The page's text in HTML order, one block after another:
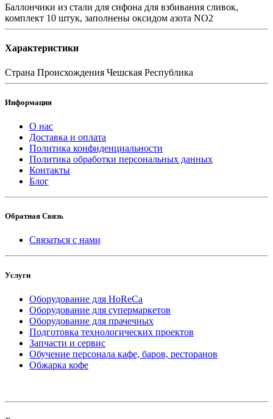
Баллончики из стали для сифона для взбивания сливок,
комплект 10 штук, заполнены оксидом азота NO2
Характеристики
Страна Происхождения Чешская Республика
Информация
О нас
Доставка и оплата
Политика конфиденциальности
Политика обработки персональных данных
Контакты
Блог
Обратная Связь
Связаться с нами
Услуги
Оборудование для HoReCa
Оборудование для супермаркетов
Оборудование для прачечных
Подготовка технологических проектов
Запчасти и сервис
Обучение персонала кафе, баров, ресторанов
Обжарка кофе